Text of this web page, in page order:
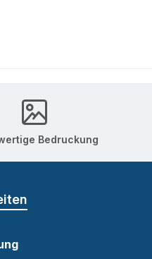
Bedruckung